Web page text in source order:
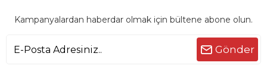
Kampanyalardan haberdar olmak için bültene abone olun.
Gönder